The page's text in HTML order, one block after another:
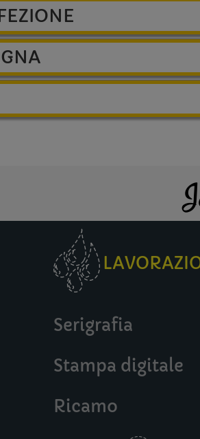
Serigrafia
Stampa digitale
Ricamo